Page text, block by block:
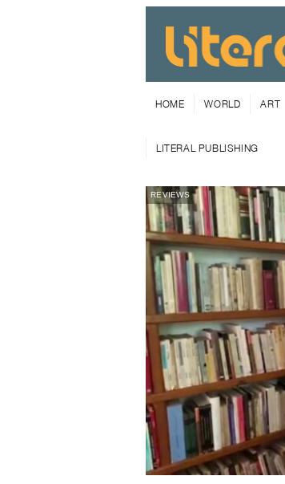
HOME WORLD ART
LITERAL PUBLISHING
REVIEWS